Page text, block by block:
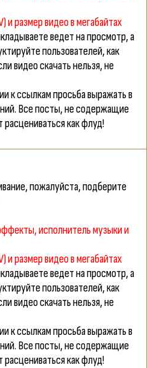
и размер видео в мегабайтах
ведет на просмотр, а
пользователей, как
видео скачать нельзя, не
к ссылкам просьба выражать в
Все посты, не содержащие
как флуд!
пожалуйста, подберите
исполнитель музыки и
и размер видео в мегабайтах
ведет на просмотр, а
пользователей, как
видео скачать нельзя, не
к ссылкам просьба выражать в
Все посты, не содержащие
как флуд!